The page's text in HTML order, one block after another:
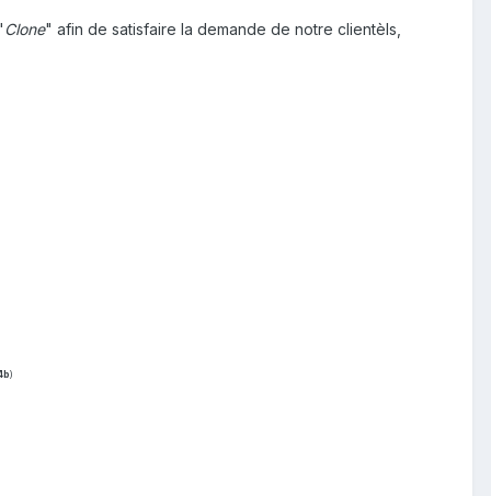
Clone" afin de satisfaire la demande de notre clientèls,
)